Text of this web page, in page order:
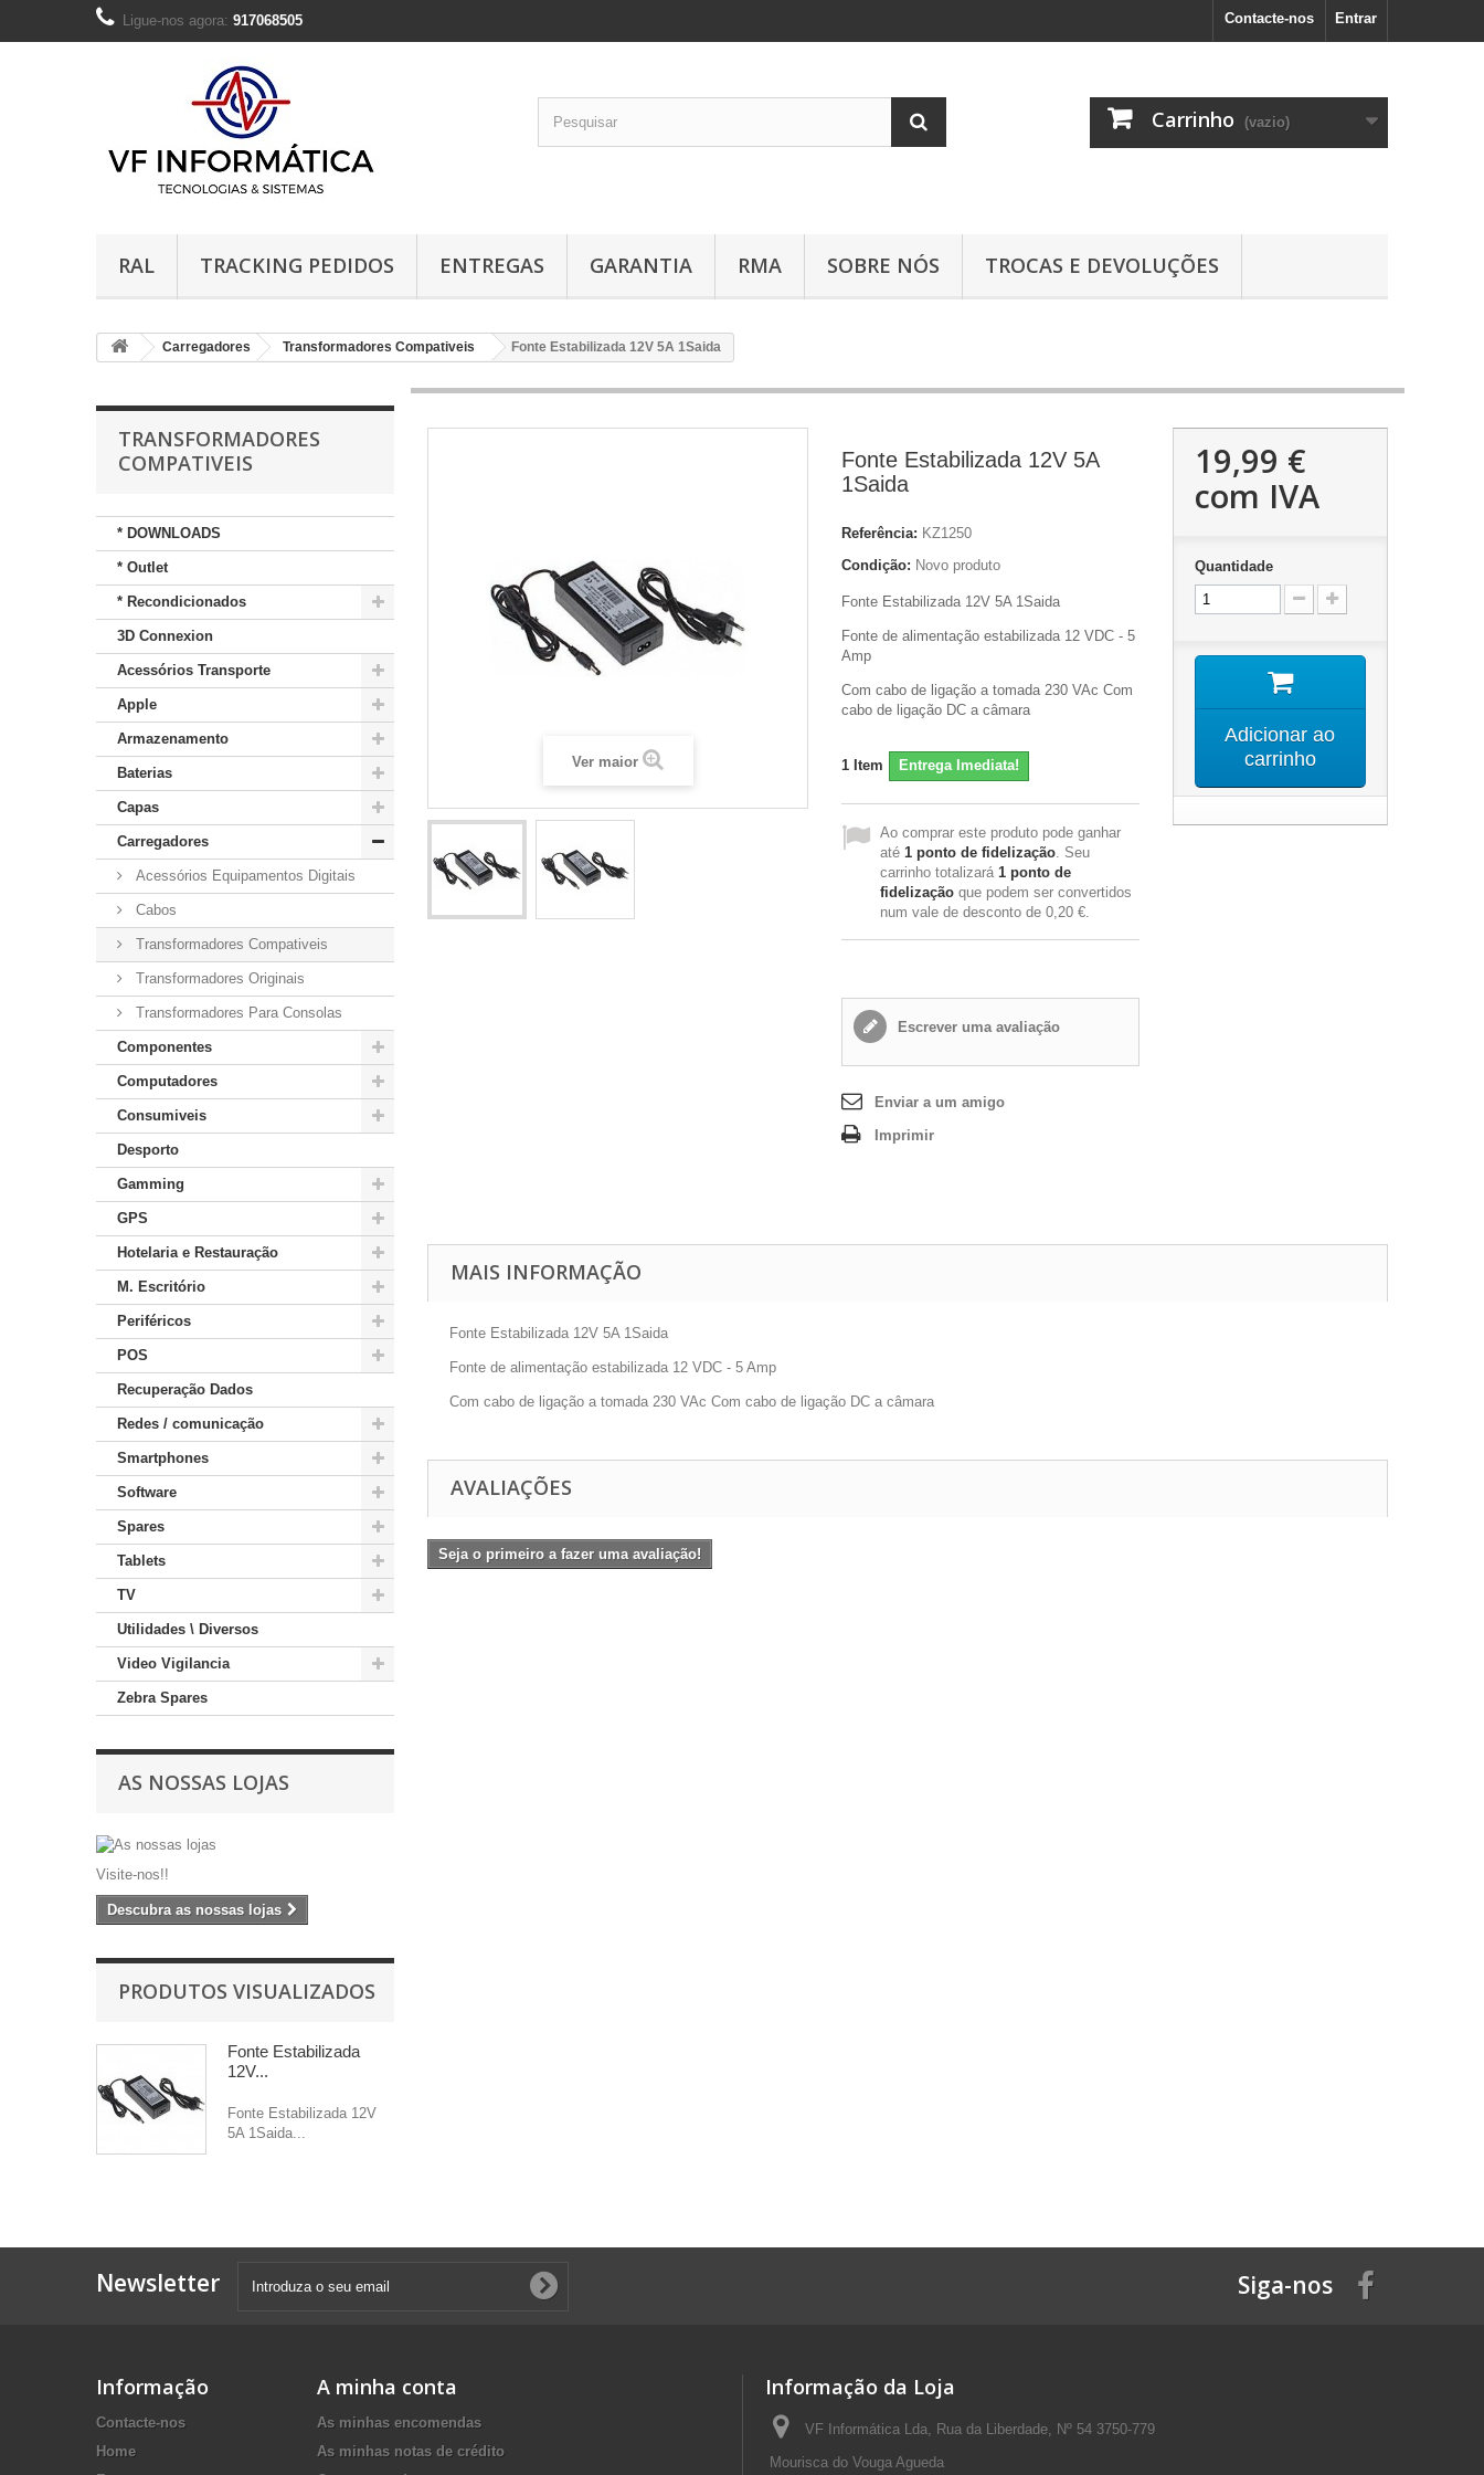
Entrar
Contacte-nos
Ligue-nos agora: 917068505
Carrinho (vazio)
RAL TRACKING PEDIDOS ENTREGAS GARANTIA RMA SOBRE NÓS TROCAS E DEVOLUÇÕES
Carregadores Transformadores Compativeis Fonte Estabilizada 12V 5A 1Saida
TRANSFORMADORES
COMPATIVEIS
* DOWNLOADS
* Outlet
* Recondicionados
3D Connexion
Acessórios Transporte
Apple
Armazenamento
Baterias
Capas
Carregadores
Acessórios Equipamentos Digitais
Cabos
Transformadores Compativeis
Transformadores Originais
Transformadores Para Consolas
Componentes
Computadores
Consumiveis
Desporto
Gamming
GPS
Hotelaria e Restauração
M. Escritório
Periféricos
POS
Recuperação Dados
Redes / comunicação
Smartphones
Software
Spares
Tablets
TV
Utilidades \ Diversos
Video Vigilancia
Zebra Spares
AS NOSSAS LOJAS
Visite-nos!!
Descubra as nossas lojas
PRODUTOS VISUALIZADOS
Fonte Estabilizada
12V...
Fonte Estabilizada 12V
5A 1Saida...
Ver maior
Fonte Estabilizada 12V 5A
1Saida
Referência: KZ1250
Condição: Novo produto
Fonte Estabilizada 12V 5A 1Saida
Fonte de alimentação estabilizada 12 VDC - 5
Amp
Com cabo de ligação a tomada 230 VAc Com
cabo de ligação DC a câmara
1 Item Entrega Imediata!
Ao comprar este produto pode ganhar
até 1 ponto de fidelização. Seu
carrinho totalizará 1 ponto de
fidelização que podem ser convertidos
num vale de desconto de 0,20 €.
Escrever uma avaliação
Enviar a um amigo
Imprimir
19,99 €
com IVA
Quantidade
Adicionar ao
carrinho
MAIS INFORMAÇÃO
Fonte Estabilizada 12V 5A 1Saida
Fonte de alimentação estabilizada 12 VDC - 5 Amp
Com cabo de ligação a tomada 230 VAc Com cabo de ligação DC a câmara
AVALIAÇÕES
Seja o primeiro a fazer uma avaliação!
Newsletter Siga-nos
Informação
Contacte-nos
Home
A minha conta
As minhas encomendas
As minhas notas de crédito
Informação da Loja
VF Informática Lda, Rua da Liberdade, Nº 54 3750-779
Mourisca do Vouga Agueda